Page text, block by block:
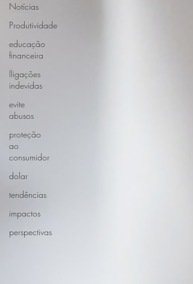
Notícias
Produtividade
educação
financeira
lligações
indevidas
evite
abusos
proteção
ao
consumidor
dolar
tendências
impactos
perspectivas